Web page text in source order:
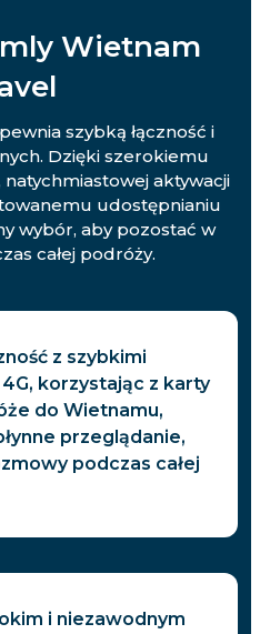
Wietnam
szybką łączność i
Dzięki szerokiemu
natychmiastowej aktywacji
udostępnianiu
wybór, aby pozostać w
całej podróży.
z szybkimi
korzystając z karty
do Wietnamu,
przeglądanie,
podczas całej
i niezawodnym